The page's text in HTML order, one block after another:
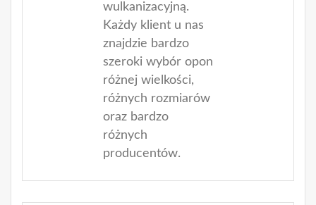
wulkanizacyjną.
Każdy klient u nas
znajdzie bardzo
szeroki wybór opon
różnej wielkości,
różnych rozmiarów
oraz bardzo
różnych
producentów.